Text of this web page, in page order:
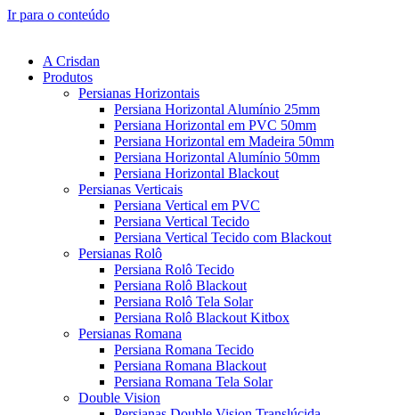
Ir para o conteúdo
A Crisdan
Produtos
Persianas Horizontais
Persiana Horizontal Alumínio 25mm
Persiana Horizontal em PVC 50mm
Persiana Horizontal em Madeira 50mm
Persiana Horizontal Alumínio 50mm
Persiana Horizontal Blackout
Persianas Verticais
Persiana Vertical em PVC
Persiana Vertical Tecido
Persiana Vertical Tecido com Blackout
Persianas Rolô
Persiana Rolô Tecido
Persiana Rolô Blackout
Persiana Rolô Tela Solar
Persiana Rolô Blackout Kitbox
Persianas Romana
Persiana Romana Tecido
Persiana Romana Blackout
Persiana Romana Tela Solar
Double Vision